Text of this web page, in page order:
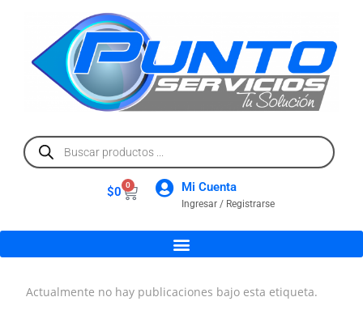
$0 0 Mi Cuenta
Ingresar / Registrarse
Actualmente no hay publicaciones bajo esta etiqueta.